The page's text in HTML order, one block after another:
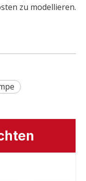
zu modellieren.